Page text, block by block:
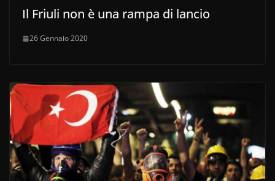
Il Friuli non è una rampa di lancio
26 Gennaio 2020